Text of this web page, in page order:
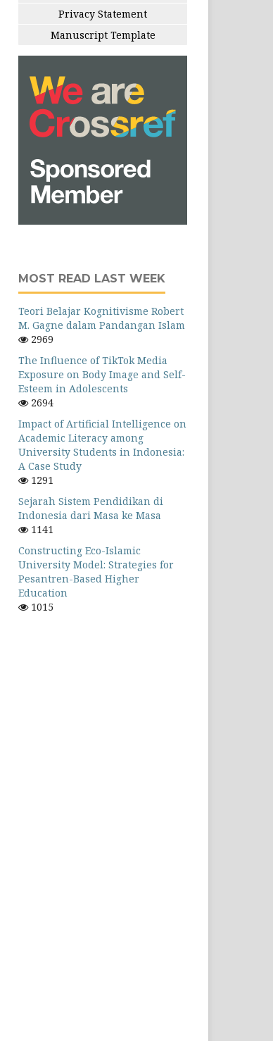
Privacy Statement
Manuscript Template
MOST READ LAST WEEK
Teori Belajar Kognitivisme Robert
M. Gagne dalam Pandangan Islam
2969
The Influence of TikTok Media
Exposure on Body Image and Self-
Esteem in Adolescents
2694
Impact of Artificial Intelligence on
Academic Literacy among
University Students in Indonesia:
A Case Study
1291
Sejarah Sistem Pendidikan di
Indonesia dari Masa ke Masa
1141
Constructing Eco-Islamic
University Model: Strategies for
Pesantren-Based Higher
Education
1015